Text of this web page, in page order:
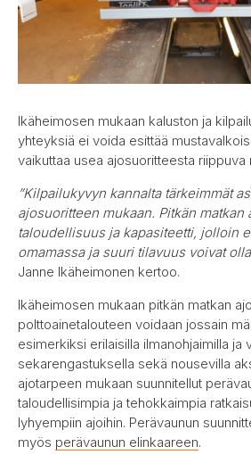
Ikäheimosen mukaan kaluston ja
yhteyksiä ei voida esittää
vaikuttaa usea ajosuoritteesta riippuva
”Kilpailukyvyn kannalta tärkeimmät
ajosuoritteen mukaan. Pitkän matkan
taloudellisuus ja kapasiteetti, jolloin
omamassa ja suuri tilavuus voivat
Janne Ikäheimonen kertoo.
Ikäheimosen mukaan pitkän matkan
polttoainetalouteen voidaan jossain
esimerkiksi erilaisilla ilmanohjaimilla ja
sekarengastuksella sekä nousevilla
ajotarpeen mukaan suunnitellut
taloudellisimpia ja tehokkaimpia
lyhyempiin ajoihin. Perävaunun
myös perävaunun elinkaareen.